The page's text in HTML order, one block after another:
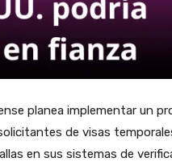
planea implementar un
de visas
en sus sistemas de